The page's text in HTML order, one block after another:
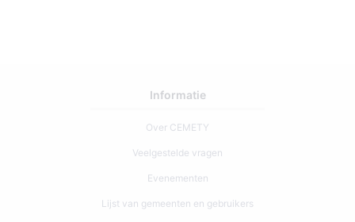
Informatie
Over CEMETY
Veelgestelde vragen
Evenementen
Lijst van gemeenten en gebruikers